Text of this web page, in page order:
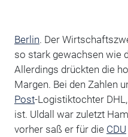
Berlin. Der
so stark gewachsen wie
Allerdings drückten die
Margen. Bei den Zahlen
Post-Logistiktochter
ist. Uldall war zuletzt
vorher saß er für die CDU